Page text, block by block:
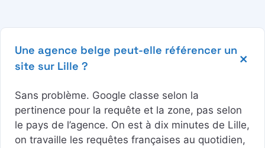
Une agence belge peut-elle référencer un
site sur Lille ?
Sans problème. Google classe selon la
pertinence pour la requête et la zone, pas selon
le pays de l’agence. On est à dix minutes de Lille,
on travaille les requêtes françaises au quotidien,